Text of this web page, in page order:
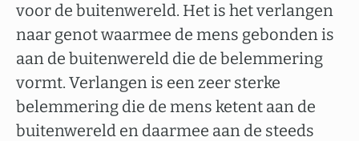
voor de buitenwereld. Het is het verlangen
naar genot waarmee de mens gebonden is
aan de buitenwereld die de belemmering
vormt. Verlangen is een zeer sterke
belemmering die de mens ketent aan de
buitenwereld en daarmee aan de steeds